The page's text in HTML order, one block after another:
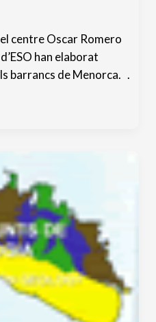
centre Oscar Romero
han elaborat
barrancs de Menorca. .